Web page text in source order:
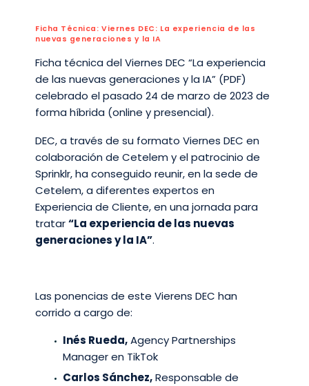
Ficha Técnica: Viernes DEC: La experiencia de las
nuevas generaciones y la IA
Ficha técnica del Viernes DEC “La experiencia
de las nuevas generaciones y la IA” (PDF)
celebrado el pasado 24 de marzo de 2023 de
forma híbrida (online y presencial).
DEC, a través de su formato Viernes DEC en
colaboración de Cetelem y el patrocinio de
Sprinklr, ha conseguido reunir, en la sede de
Cetelem, a diferentes expertos en
Experiencia de Cliente, en una jornada para
tratar“La experiencia de las nuevas
generaciones y la IA”.
Las ponencias de este Vierens DEC han
corrido a cargo de:
Inés Rueda,Agency Partnerships
Manager en TikTok
Carlos Sánchez,Responsable de